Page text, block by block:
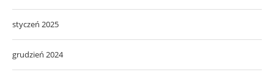
styczeń 2025
grudzień 2024